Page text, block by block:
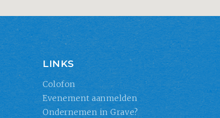
LINKS
Colofon
Evenement aanmelden
Ondernemen in Grave?